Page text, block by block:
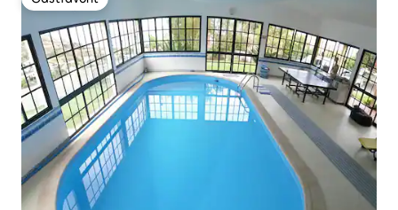
Gästfavorit